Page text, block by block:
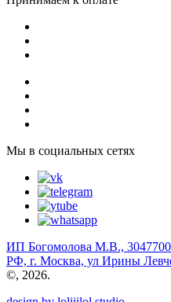
Мы в социальных сетях
ИП Богомолова М.В.,
РФ, г. Москва, ул Ирины
©, 2026.